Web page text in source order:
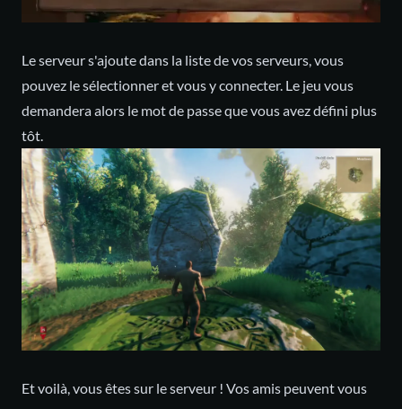
Le serveur s'ajoute dans la liste de vos serveurs, vous
pouvez le sélectionner et vous y connecter. Le jeu vous
demandera alors le mot de passe que vous avez défini plus
tôt.
Et voilà, vous êtes sur le serveur ! Vos amis peuvent vous